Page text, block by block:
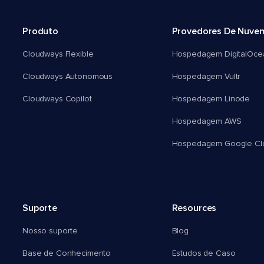
Produto
Cloudways Flexible
Cloudways Autonomous
Cloudways Copilot
Provedores De
Hospedagem
Hospedagem Vultr
Hospedagem Linode
Hospedagem AWS
Hospedagem Google
Suporte
Nosso suporte
Base de Conhecimento
Resources
Blog
Estudos de Caso